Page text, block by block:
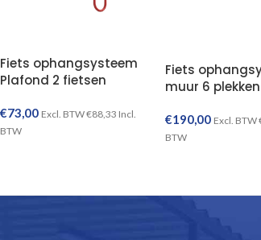
Fiets ophangsysteem
Plafond 2 fietsen
€73,00 Excl. BTW€88,33 Incl.
BTW
Fiets
muur 6 plekken
€190,00 Excl. BTW
BTW